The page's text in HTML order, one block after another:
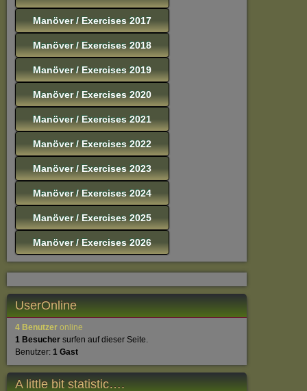
Manöver / Exercises 2017
Manöver / Exercises 2018
Manöver / Exercises 2019
Manöver / Exercises 2020
Manöver / Exercises 2021
Manöver / Exercises 2022
Manöver / Exercises 2023
Manöver / Exercises 2024
Manöver / Exercises 2025
Manöver / Exercises 2026
UserOnline
4 Benutzer online
1 Besucher surfen auf dieser Seite.
Benutzer: 1 Gast
A little bit statistic….